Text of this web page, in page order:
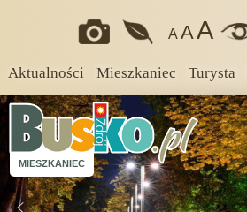
Aktualności Mieszkaniec Turysta
A AA
MIESZKANIEC